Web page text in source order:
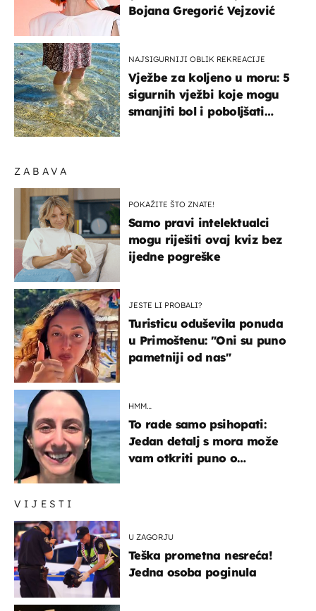
VIJESTI
U ZAGORJU
Teška prometna nesreća!
Jedna osoba poginula
ZABAVA
POKAŽITE ŠTO ZNATE!
Samo pravi intelektualci
mogu riješiti ovaj kviz bez
ijedne pogreške
JESTE LI PROBALI?
Turisticu oduševila ponuda
u Primoštenu: "Oni su puno
pametniji od nas"
HMM…
To rade samo psihopati:
Jedan detalj s mora može
vam otkriti puno o
Bojana Gregorić Vejzović
NAJSIGURNIJI OBLIK REKREACIJE
Vježbe za koljeno u moru: 5
sigurnih vježbi koje mogu
smanjiti bol i poboljšati